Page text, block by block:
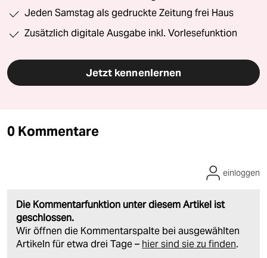
Jeden Samstag als gedruckte Zeitung frei Haus
Zusätzlich digitale Ausgabe inkl. Vorlesefunktion
Jetzt kennenlernen
0 Kommentare
Die Kommentarfunktion unter diesem Artikel ist
geschlossen.
Wir öffnen die Kommentarspalte bei ausgewählten
Artikeln für etwa drei Tage – hier sind sie zu finden.
einloggen